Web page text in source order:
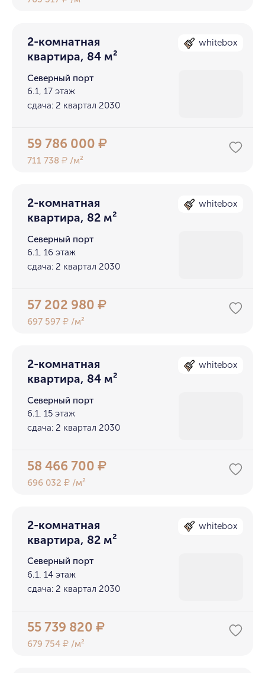
2-комнатная
квартира, 84 м²
whitebox
Северный порт
6.1, 17 этаж
сдача: 2 квартал 2030
59 786 000₽
711 738₽ /м²
2-комнатная
квартира, 82 м²
whitebox
Северный порт
6.1, 16 этаж
сдача: 2 квартал 2030
57 202 980₽
697 597₽ /м²
2-комнатная
квартира, 84 м²
whitebox
Северный порт
6.1, 15 этаж
сдача: 2 квартал 2030
58 466 700₽
696 032₽ /м²
2-комнатная
квартира, 82 м²
whitebox
Северный порт
6.1, 14 этаж
сдача: 2 квартал 2030
55 739 820₽
679 754₽ /м²